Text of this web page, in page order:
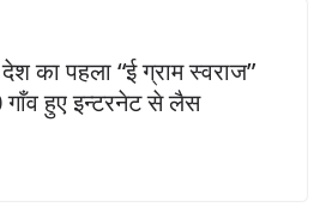
का पहला “ई ग्राम स्वराज”
हुए इन्टरनेट से लैस